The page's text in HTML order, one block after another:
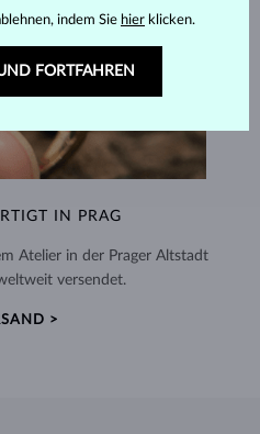
IN PRAG
Atelier in der Prager Altstadt
versendet.
>
indem Sie hier klicken.
FORTFAHREN